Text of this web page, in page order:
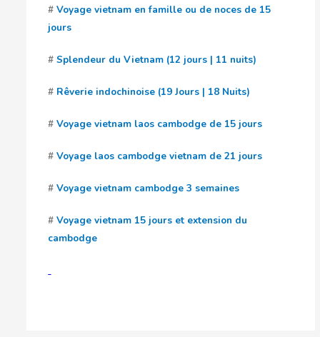
#Voyage vietnam en famille ou de noces de 15
jours
#Splendeur du Vietnam (12 jours | 11 nuits)
# Rêverie indochinoise (19 Jours | 18 Nuits)
#Voyage vietnam laos cambodge de 15 jours
#Voyage laos cambodge vietnam de 21 jours
#Voyage vietnam cambodge 3 semaines
#Voyage vietnam 15 jours et extension du
cambodge